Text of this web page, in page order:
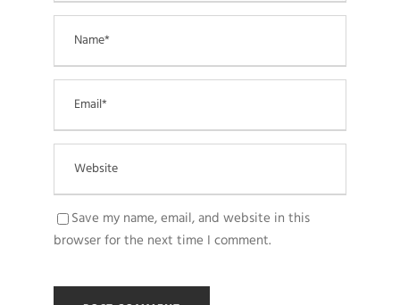
Save my name, email, and website in this
browser for the next time I comment.